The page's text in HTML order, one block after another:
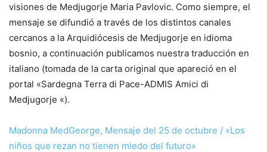
visiones de Medjugorje Maria Pavlovic. Como siempre, el
mensaje se difundió a través de los distintos canales
cercanos a la Arquidiócesis de Medjugorje en idioma
bosnio, a continuación publicamos nuestra traducción en
italiano (tomada de la carta original que apareció en el
portal «Sardegna Terra di Pace-ADMIS Amici di
Medjugorje «).
Madonna MedGeorge, Mensaje del 25 de octubre / «Los
niños que rezan no tienen miedo del futuro»